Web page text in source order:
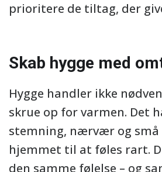
prioritere de tiltag, der
Skab hygge med
Hygge handler ikke
skrue op for varmen. Det
stemning, nærvær og
hjemmet til at føles rart.
den samme følelse – og